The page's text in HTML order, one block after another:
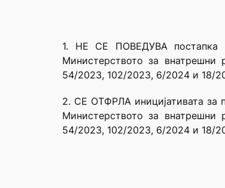
1. НЕ СЕ ПОВЕДУВА постапка
Министерството за внатрешни
54/2023, 102/2023, 6/2024 и 18/
2. СЕ ОТФРЛA иницијативата за
Министерството за внатрешни
54/2023, 102/2023, 6/2024 и 18/